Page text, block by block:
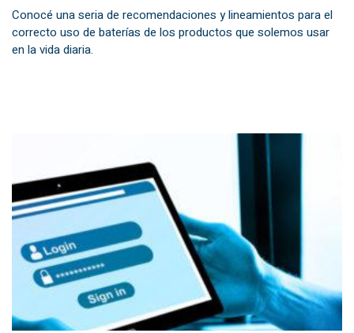
Conocé una seria de recomendaciones y lineamientos para el
correcto uso de baterías de los productos que solemos usar
en la vida diaria.